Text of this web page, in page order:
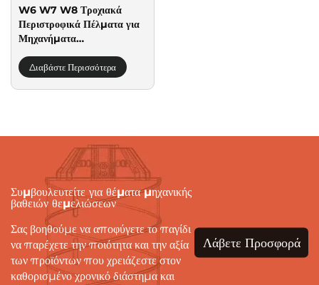
W6 W7 W8 Τροχιακά
Περιστροφικά Πέλματα για
Μηχανήματα
Wirtgen
Διαβάστε Περισσότερα
Συμβουλευτείτε για θέματα μηχανικής
βαθειών θεμελιώσεων
Σας βοηθούμε να αποφύγετε το παγίδι
να παρέχετε την ποιότητα και την αξία
των προϊόντων που χρειάζεστε στον
καθορισμένο χρονικό διάστημα και
Λάβετε Προσφορά